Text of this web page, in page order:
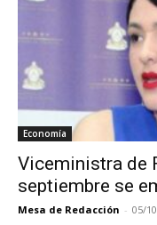
Economía
Viceministra de
septiembre se
Mesa de Redacción - 05/